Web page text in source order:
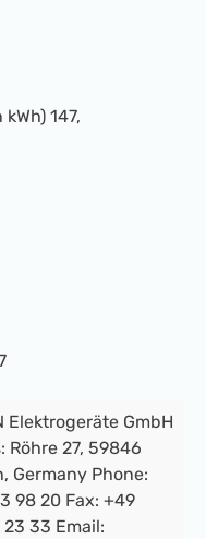
147,
Elektrogeräte GmbH
Röhre 27, 59846
Germany Phone:
98 20 Fax: +49
33 Email: